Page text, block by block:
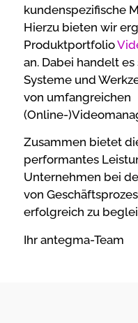
kundenspezifische
Hierzu bieten wir
Produktportfolio
an. Dabei handelt
Systeme und
von umfangreichen
(Online-
Zusammen bietet
performantes
Unternehmen bei
von
erfolgreich zu
Ihr antegma-Team